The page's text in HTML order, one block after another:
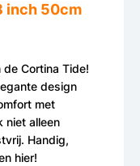
inch 50cm
Cortina Tide!
design
met
niet alleen
Handig,
hier!